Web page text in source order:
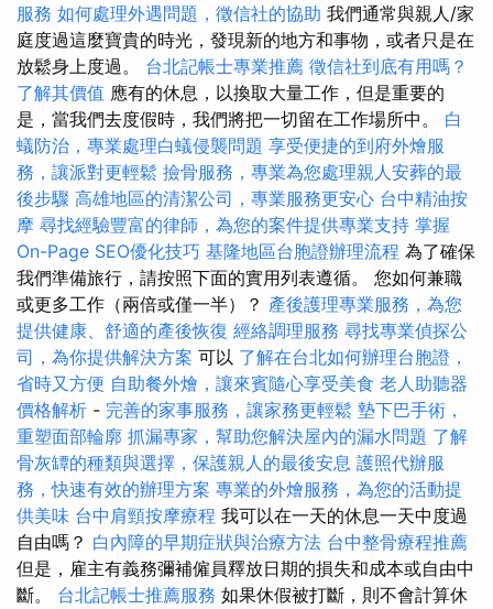
服務 如何處理外遇問題，徵信社的協助 我們通常與親人/家
庭度過這麼寶貴的時光，發現新的地方和事物，或者只是在
放鬆身上度過。 台北記帳士專業推薦 徵信社到底有用嗎？
了解其價值 應有的休息，以換取大量工作，但是重要的
是，當我們去度假時，我們將把一切留在工作場所中。 白
蟻防治，專業處理白蟻侵襲問題 享受便捷的到府外燴服
務，讓派對更輕鬆 撿骨服務，專業為您處理親人安葬的最
後步驟 高雄地區的清潔公司，專業服務更安心 台中精油按
摩 尋找經驗豐富的律師，為您的案件提供專業支持 掌握
On-Page SEO優化技巧 基隆地區台胞證辦理流程 為了確保
我們準備旅行，請按照下面的實用列表遵循。 您如何兼職
或更多工作（兩倍或僅一半）？ 產後護理專業服務，為您
提供健康、舒適的產後恢復 經絡調理服務 尋找專業偵探公
司，為你提供解決方案 可以 了解在台北如何辦理台胞證，
省時又方便 自助餐外燴，讓來賓隨心享受美食 老人助聽器
價格解析 - 完善的家事服務，讓家務更輕鬆 墊下巴手術，
重塑面部輪廓 抓漏專家，幫助您解決屋內的漏水問題 了解
骨灰罈的種類與選擇，保護親人的最後安息 護照代辦服
務，快速有效的辦理方案 專業的外燴服務，為您的活動提
供美味 台中肩頸按摩療程 我可以在一天的休息一天中度​​過
自由嗎？ 白內障的早期症狀與治療方法 台中整骨療程推薦
但是，雇主有義務彌補僱員釋放日期的損失和成本或自由中
斷。 台北記帳士推薦服務 如果休假被打斷，則不會計算休